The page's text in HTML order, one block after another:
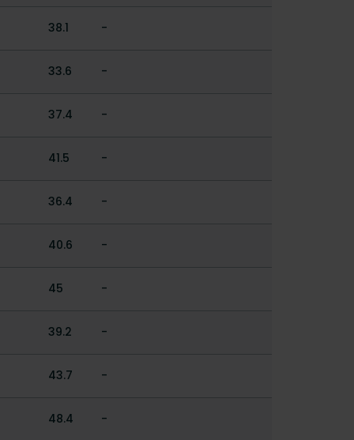
38.1 -
33.6 -
37.4 -
41.5 -
36.4 -
40.6 -
45 -
39.2 -
43.7 -
48.4 -